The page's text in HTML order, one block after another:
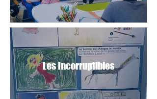
Les Incorruptibles